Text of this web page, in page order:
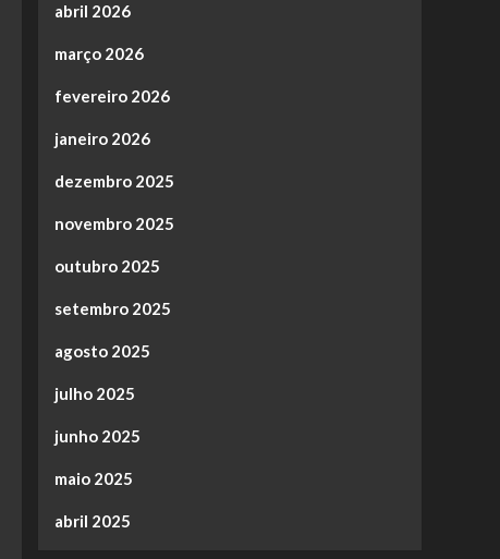
abril 2026
março 2026
fevereiro 2026
janeiro 2026
dezembro 2025
novembro 2025
outubro 2025
setembro 2025
agosto 2025
julho 2025
junho 2025
maio 2025
abril 2025